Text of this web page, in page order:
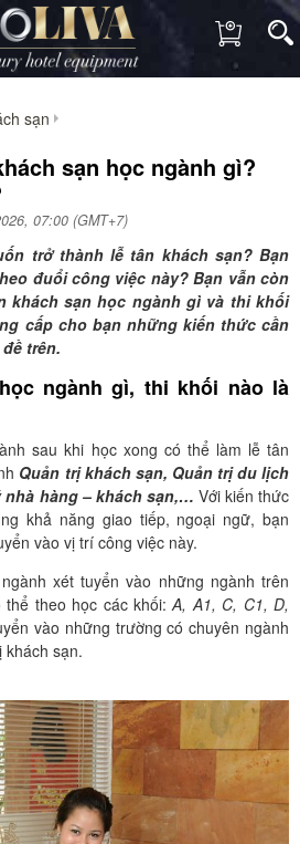
sạn
sạn học ngành gì?
07:00 (GMT+7)
trở thành lễ tân khách sạn? Bạn
đuổi công việc này? Bạn vẫn còn
khách sạn học ngành gì và thi khối
cấp cho bạn những kiến thức cần
trên.
ngành gì, thi khối nào là
sau khi học xong có thể làm lễ tân
Quản trị khách sạn, Quản trị du lịch
nhà hàng – khách sạn,… Với kiến thức
khả năng giao tiếp, ngoại ngữ, bạn
vào vị trí công việc này.
xét tuyển vào những ngành trên
thể theo học các khối:A, A1, C, C1, D,
vào những trường có chuyên ngành
khách sạn.